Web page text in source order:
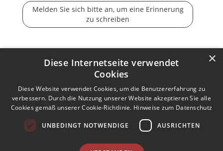
Melden Sie sich bitte an, um eine Erinnerung
zu schreiben
Der Tod ist nicht das Ende, nicht die Vergänglichkeit,
Kontakt zum Autor aufnehmen Missbrauch melden
Nutzungsbedingungen Datenschutz
×
Diese Internetseite verwendet
Cookies
Diese Website verwendet Cookies, um die Benutzererfahrung zu
verbessern. Durch die Nutzung unserer Website akzeptieren Sie alle
Cookies gemäß unserer Cookie-Richtlinie. Hinweise zum Datenschutz
UNBEDINGT NOTWENDIGE AUSRICHTEN